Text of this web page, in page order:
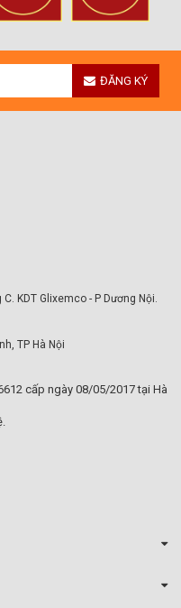
ĐĂNG KÝ
KDT Glixemco - P Dương Nội.
TP Hà Nội
cấp ngày 08/05/2017 tại Hà